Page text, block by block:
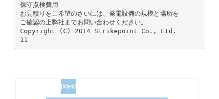
保守点検費用
お見積りをご希望のさいには、発電設備の規模と場所を
ご確認の上弊社までお問い合わせください。
Copyright (C) 2014 Strikepoint Co., Ltd.